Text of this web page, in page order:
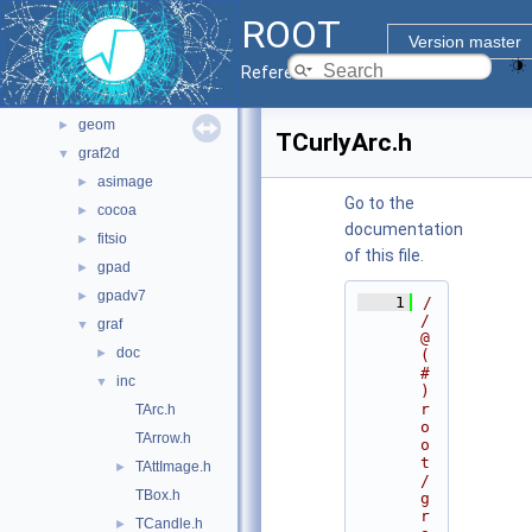
ROOT
Version master
Reference Guide
▼ File List
► bindings
► core
► documentation
► geom
▼ graf2d
► asimage
► cocoa
► fitsio
► gpad
► gpadv7
▼ graf
► doc
▼
inc
TArc.h
TArrow.h
►
TAttImage.h
TBox.h
►
TCandle.h
TCurlyArc.h
Go to the
documentation
of this file.
    1
/
/
@
(
#
)
r
o
o
t
/
g
r